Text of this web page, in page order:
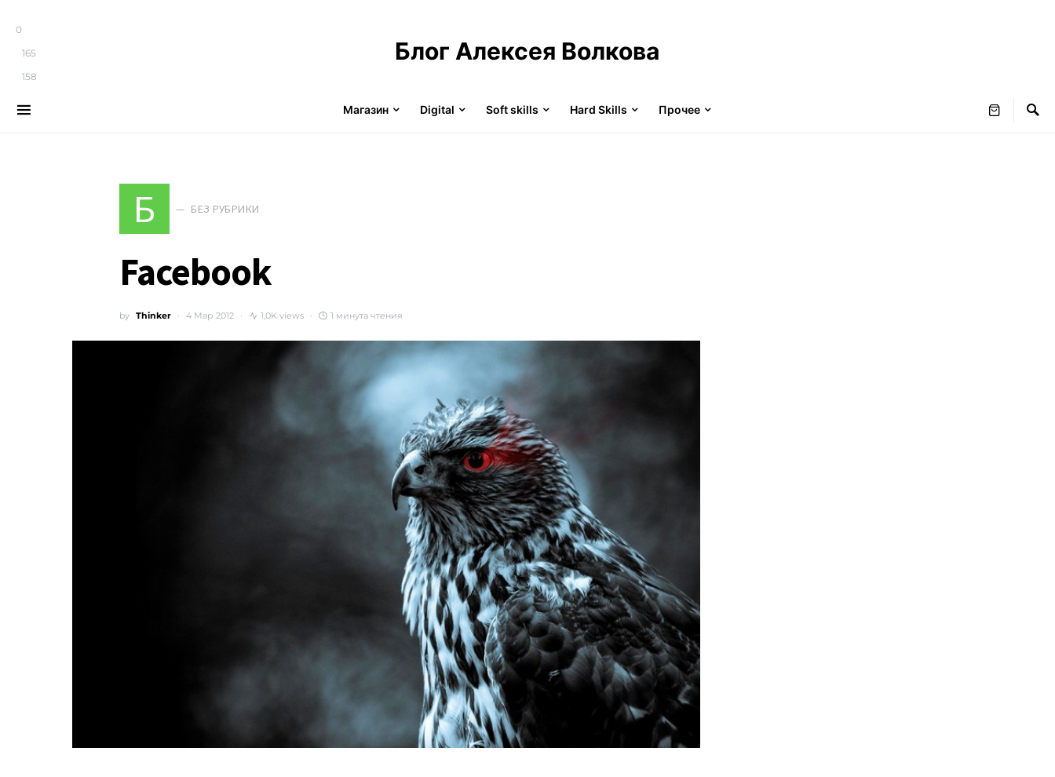
0
165
158
Блог Алексея Волкова
Магазин Digital Soft skills Hard Skills Прочее
Б БЕЗ РУБРИКИ
Facebook
by Thinker 4 Мар 2012 1,0K views 1 минута чтения